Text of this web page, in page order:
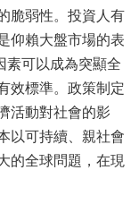
脆弱性。投資人有
仰賴大盤市場的表
素可以成為突顯全
效標準。政策制定
活動對社會的影
以可持續、親社會
的全球問題，在現